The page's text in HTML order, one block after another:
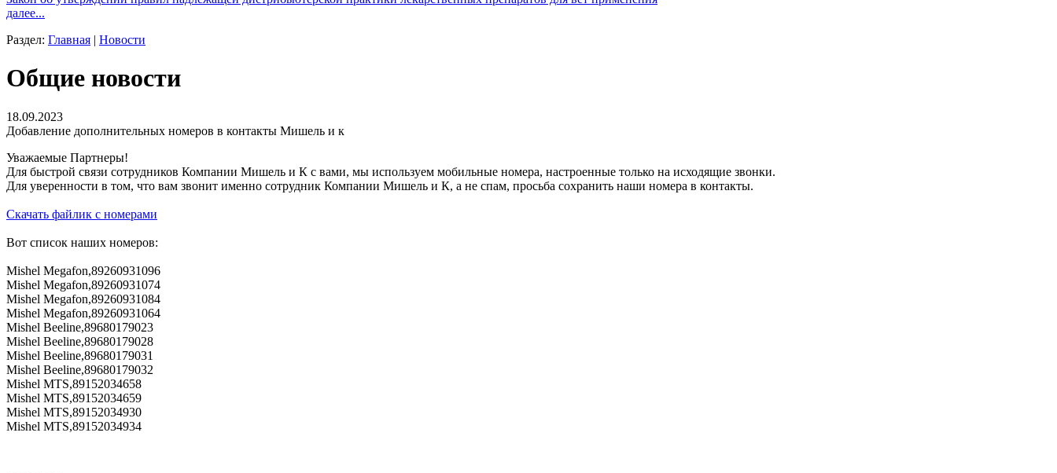
далее...
Раздел: Главная | Новости
Общие новости
18.09.2023
Добавление дополнительных номеров в контакты Мишель и к
Уважаемые Партнеры!
Для быстрой связи сотрудников Компании Мишель и К с вами, мы используем мобильные номера, настроенные только на исходящие звонки.
Для уверенности в том, что вам звонит именно сотрудник Компании Мишель и К, а не спам, просьба сохранить наши номера в контакты.
Скачать файлик с номерами
Вот список наших номеров:
Mishel Megafon,89260931096
Mishel Megafon,89260931074
Mishel Megafon,89260931084
Mishel Megafon,89260931064
Mishel Beeline,89680179023
Mishel Beeline,89680179028
Mishel Beeline,89680179031
Mishel Beeline,89680179032
Mishel MTS,89152034658
Mishel MTS,89152034659
Mishel MTS,89152034930
Mishel MTS,89152034934